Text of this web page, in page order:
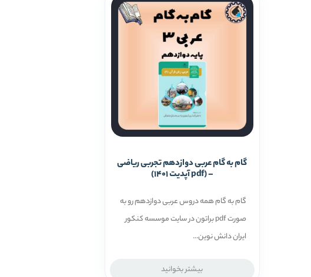
گام به گام عربی دوازدهم تجربی ریاضی
– (pdf آپدیت 1401)
گام به گام همه دروس عربی دوازدهم رو به
صورت pdf براتون در سایت موسسه کنکور
ایران دانش نوین...
بیشتر بخوانید